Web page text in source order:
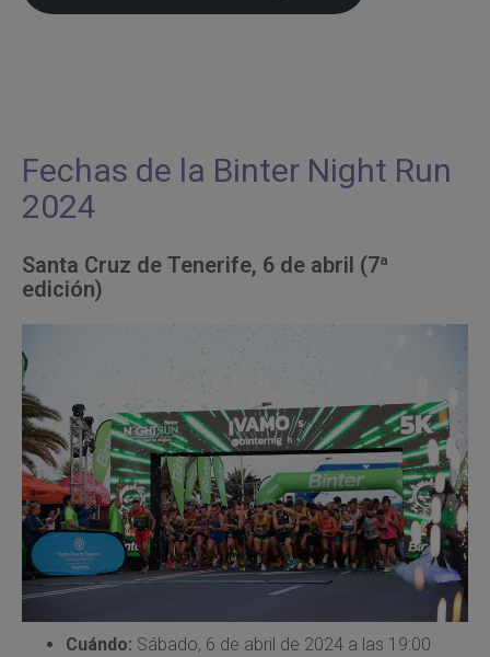
Fechas de la Binter Night Run
2024
Santa Cruz de Tenerife, 6 de abril (7ª
edición)
Cuándo: Sábado, 6 de abril de 2024 a las 19:00